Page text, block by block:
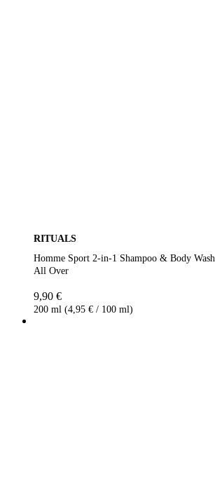
RITUALS
Homme Sport 2-in-1 Shampoo & Body Wash
All Over
9,90 €
200 ml (4,95 € / 100 ml)